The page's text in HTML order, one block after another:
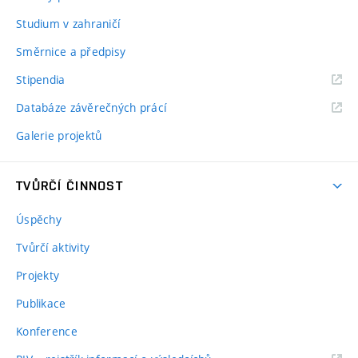
Studium v zahraničí
Směrnice a předpisy
Stipendia
Databáze závěrečných prácí
Galerie projektů
TVŮRČÍ ČINNOST
Úspěchy
Tvůrčí aktivity
Projekty
Publikace
Konference